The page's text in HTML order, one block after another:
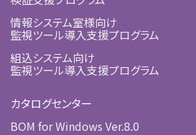
情報システム室様向け
監視ツール導入支援プログラム
組込システム向け
監視ツール導入支援プログラム
カタログセンター
BOM for Windows Ver.8.0